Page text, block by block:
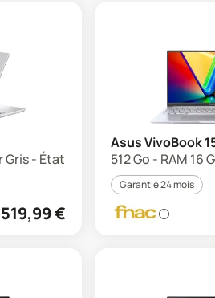
Gris - État correct
519,99€
Asus VivoBook
512 Go - RAM 16
Garantie 24 mois